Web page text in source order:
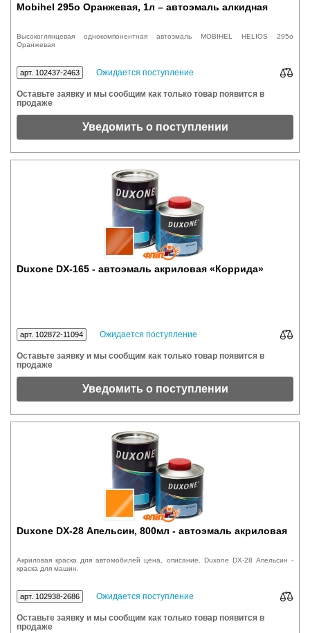
Mobihel 295o Оранжевая, 1л – автоэмаль алкидная
Высокоглянцевая однокомпонентная автоэмаль MOBIHEL HELIOS 295o
Оранжевая
арт. 102437-2463 Ожидается поступление
Оставьте заявку и мы сообщим как только товар появится в
продаже
Уведомить о поступлении
Duxone DX-165 - автоэмаль акриловая «Коррида»
арт. 102872-11094 Ожидается поступление
Оставьте заявку и мы сообщим как только товар появится в
продаже
Уведомить о поступлении
Duxone DX-28 Апельсин, 800мл - автоэмаль акриловая
Акриловая краска для автомобилей цена, описание. Duxone DX-28 Апельсин -
краска для машин.
арт. 102938-2686 Ожидается поступление
Оставьте заявку и мы сообщим как только товар появится в
продаже